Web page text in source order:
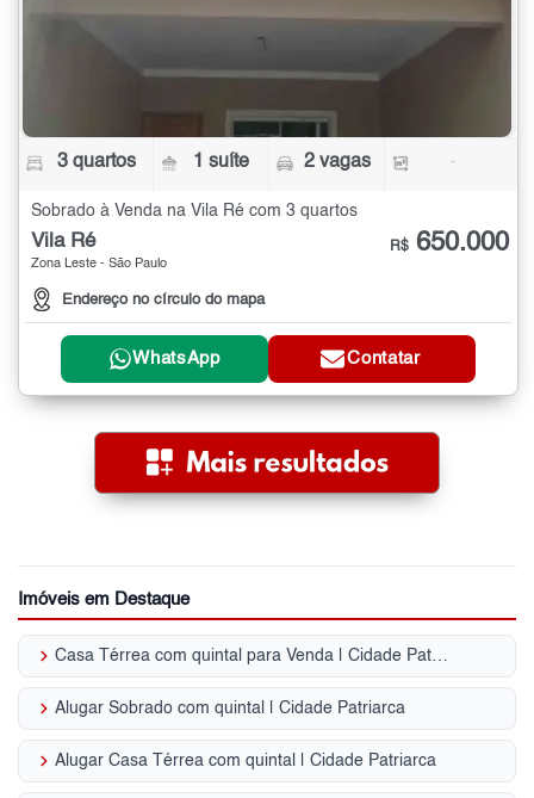
3 quartos 1 suíte 2 vagas -
Sobrado à Venda na Vila Ré com 3 quartos
Vila Ré
Zona Leste - São Paulo
Endereço no círculo do mapa
R$ 650.000
WhatsApp Contatar
Imóveis em Destaque
keyboard_arrow_right Casa Térrea com quintal para Venda | Cidade Patriarca
keyboard_arrow_right Alugar Sobrado com quintal | Cidade Patriarca
keyboard_arrow_right Alugar Casa Térrea com quintal | Cidade Patriarca